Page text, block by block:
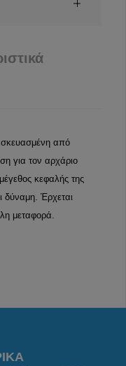
από
για τον αρχάριο
κεφαλής της
δύναμη. Έρχεται
μεταφορά.